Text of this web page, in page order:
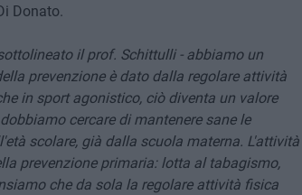
Donato.
il prof. Schittulli - abbiamo un
prevenzione è dato dalla regolare attività
in sport agonistico, ciò diventa un valore
cercare di mantenere sane le
scolare, già dalla scuola materna. L'attività
prevenzione primaria: lotta al tabagismo,
che da sola la regolare attività fisica